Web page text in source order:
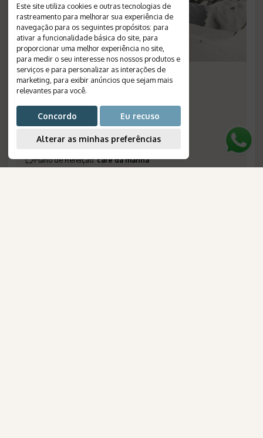
Este site utiliza cookies e outras tecnologias de
rastreamento para melhorar sua experiência de
navegação para os seguintes propósitos: para
ativar a funcionalidade básica do site para
proporcionar uma melhor experiência no site
para medir o seu interesse nos nossos produtos e
serviços e para personalizar as interações de
marketing para exibir anúncios que sejam mais
relevantes para você.
Concordo Eu recuso
Alterar as minhas preferências
Ski em Verbier: The Lodge
Duração :8 dias
Destino:Verbier
Passagem Aérea
não inclusa
Validade
Plano de Refeição:café da manhã